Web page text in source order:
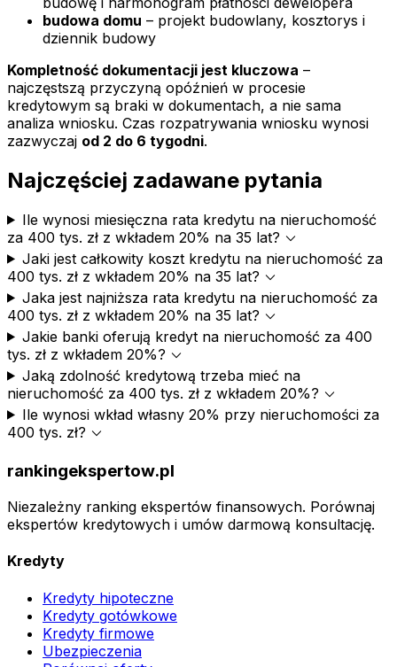
budowa domu – projekt budowlany, kosztorys i
dziennik budowy
Kompletność dokumentacji jest kluczowa –
najczęstszą przyczyną opóźnień w procesie
kredytowym są braki w dokumentach, a nie sama
analiza wniosku. Czas rozpatrywania wniosku wynosi
zazwyczaj od 2 do 6 tygodni.
Najczęściej zadawane pytania
Ile wynosi miesięczna rata kredytu na nieruchomość
za 400 tys. zł z wkładem 20% na 35 lat? expand_more
Jaki jest całkowity koszt kredytu na nieruchomość za
400 tys. zł z wkładem 20% na 35 lat? expand_more
Jaka jest najniższa rata kredytu na nieruchomość za
400 tys. zł z wkładem 20% na 35 lat? expand_more
Jakie banki oferują kredyt na nieruchomość za 400
tys. zł z wkładem 20%? expand_more
Jaką zdolność kredytową trzeba mieć na
nieruchomość za 400 tys. zł z wkładem 20%? expand_more
Ile wynosi wkład własny 20% przy nieruchomości za
400 tys. zł? expand_more
rankingekspertow.pl
Niezależny ranking ekspertów finansowych. Porównaj
ekspertów kredytowych i umów darmową konsultację.
Kredyty
Kredyty hipoteczne
Kredyty gotówkowe
Kredyty firmowe
Ubezpieczenia